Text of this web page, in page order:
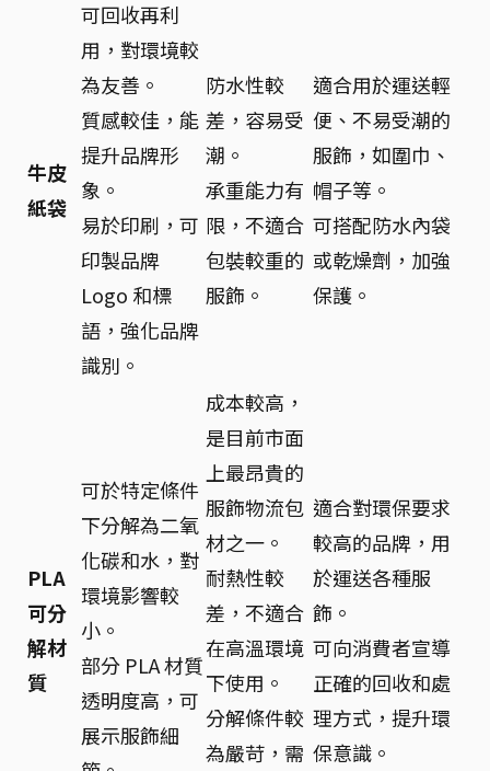
牛皮
紙袋
可回收再利
用，對環境較
為友善。
質感較佳，能
提升品牌形
象。
易於印刷，可
印製品牌
Logo 和標
語，強化品牌
識別。
防水性較
差，容易受
潮。
承重能力有
限，不適合
包裝較重的
服飾。
適合用於運送輕
便、不易受潮的
服飾，如圍巾、
帽子等。
可搭配防水內袋
或乾燥劑，加強
保護。
PLA
可分
解材
質
可於特定條件
下分解為二氧
化碳和水，對
環境影響較
小。
部分 PLA 材質
透明度高，可
展示服飾細
成本較高，
是目前市面
上最昂貴的
服飾物流包
材之一。
耐熱性較
差，不適合
在高溫環境
下使用。
分解條件較
為嚴苛，需
適合對環保要求
較高的品牌，用
於運送各種服
飾。
可向消費者宣導
正確的回收和處
理方式，提升環
保意識。